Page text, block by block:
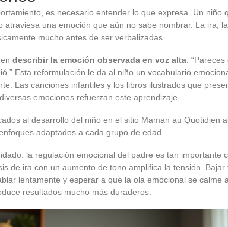
es necesario entender lo que expresa. Un niño
atraviesa una emoción que aún no sabe nombrar. La ira,
mucho antes de ser verbalizadas.
describir la emoción observada en voz alta: “Pareces
Esta reformulación le da al niño un vocabulario
Las canciones infantiles y los libros ilustrados que
emociones refuerzan este aprendizaje.
al desarrollo del niño en el sitio Maman au Quotidien
adaptados a cada grupo de edad.
la regulación emocional del padre es tan importante
de ira con un aumento de tono amplifica la tensión. Bajar
lentamente y esperar a que la ola emocional se calme
resultados mucho más duraderos.